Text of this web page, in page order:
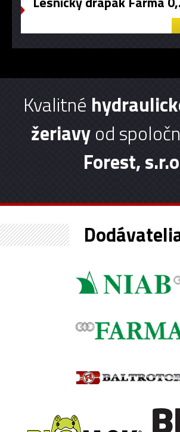
Kvalitné
žeriavyod
Forest,